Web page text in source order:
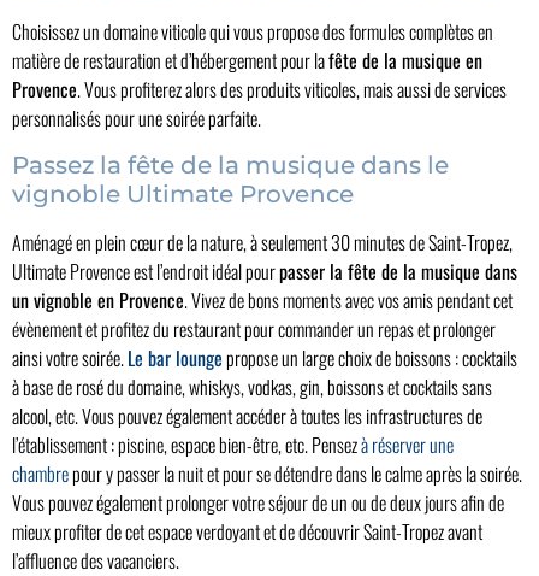
Choisissez un domaine viticole qui vous propose des formules complètes en
matière de restauration et d’hébergement pour lafête de la musique en
Provence. Vous profiterez alors des produits viticoles, mais aussi de services
personnalisés pour une soirée parfaite.
Passez la fête de la musique dans le
vignoble Ultimate Provence
Aménagé en plein cœur de la nature, à seulement 30 minutes de Saint-Tropez,
Ultimate Provence est l’endroit idéal pourpasser la fête de la musique dans
un vignoble en Provence. Vivez de bons moments avec vos amis pendant cet
évènement et profitez du restaurant pour commander un repas et prolonger
ainsi votre soirée.Le bar loungepropose un large choix de boissons : cocktails
à base de rosé du domaine, whiskys, vodkas, gin, boissons et cocktails sans
alcool, etc. Vous pouvez également accéder à toutes les infrastructures de
l’établissement : piscine, espace bien-être, etc. Pensezà réserver une
chambrepour y passer la nuit et pour se détendre dans le calme après la soirée.
Vous pouvez également prolonger votre séjour de un ou de deux jours afin de
mieux profiter de cet espace verdoyant et de découvrir Saint-Tropez avant
l’affluence des vacanciers.